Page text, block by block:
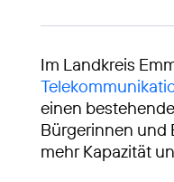
Im Landkreis
einen
Bürgerinnen und
mehr Kapazität